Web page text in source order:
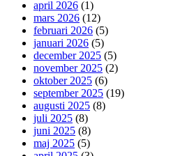
april 2026 (1)
mars 2026 (12)
februari 2026 (5)
januari 2026 (5)
december 2025 (5)
november 2025 (2)
oktober 2025 (6)
september 2025 (19)
augusti 2025 (8)
juli 2025 (8)
juni 2025 (8)
maj 2025 (5)